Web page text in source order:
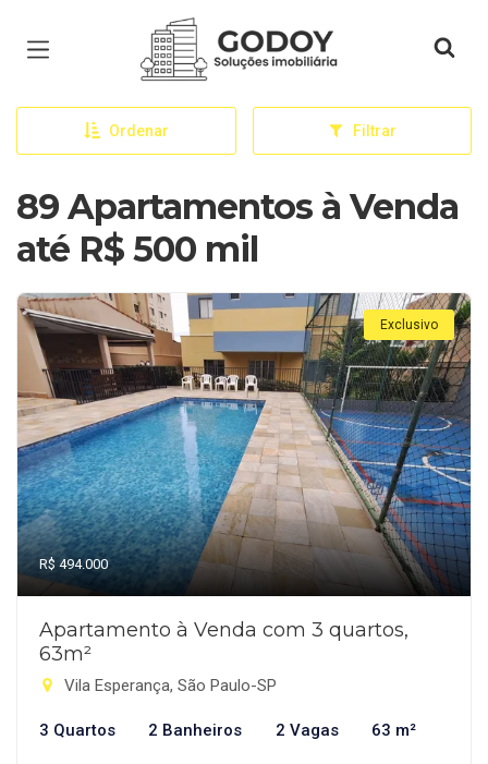
Página inicial
Ordenar Filtrar
89 Apartamentos à Venda
até R$ 500 mil
Exclusivo
R$ 494.000
Apartamento à Venda com 3 quartos,
63m²
Vila Esperança, São Paulo-SP
3 Quartos 2 Banheiros 2 Vagas 63 m²